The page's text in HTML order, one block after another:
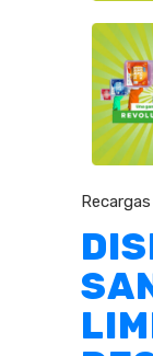
Recargas